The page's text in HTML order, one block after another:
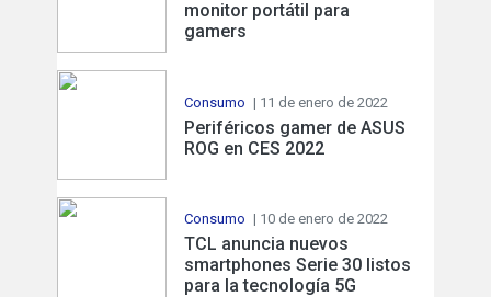
monitor portátil para
gamers
Consumo | 11 de enero de 2022
Periféricos gamer de ASUS
ROG en CES 2022
Consumo | 10 de enero de 2022
TCL anuncia nuevos
smartphones Serie 30 listos
para la tecnología 5G